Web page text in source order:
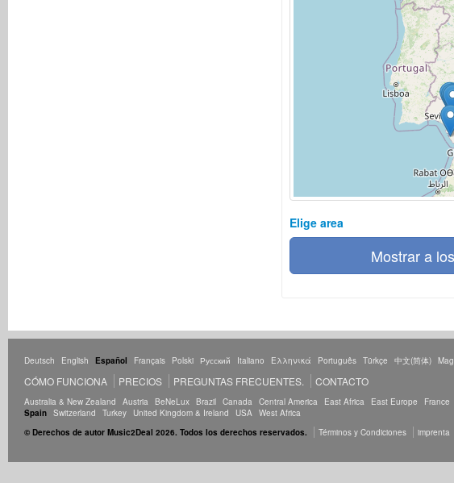
Elige area
Mostrar a
Deutsch English Español Français Polski Русский Italiano Ελληνικά Português Türkçe 中文(简体)
CÓMO FUNCIONA PRECIOS PREGUNTAS FRECUENTES. CONTACTO
Australia & New Zealand Austria BeNeLux Brazil Canada Central America East Africa East Europe France
Spain Switzerland Turkey United Kingdom & Ireland USA West Africa
© Derechos de autor Music2Deal 2026. Todos los derechos reservados.
Términos y Condiciones imprenta